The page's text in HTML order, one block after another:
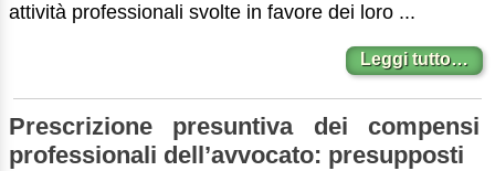
attività professionali svolte in favore dei loro ...
Leggi tutto…
Prescrizione presuntiva dei compensi
professionali dell’avvocato: presupposti